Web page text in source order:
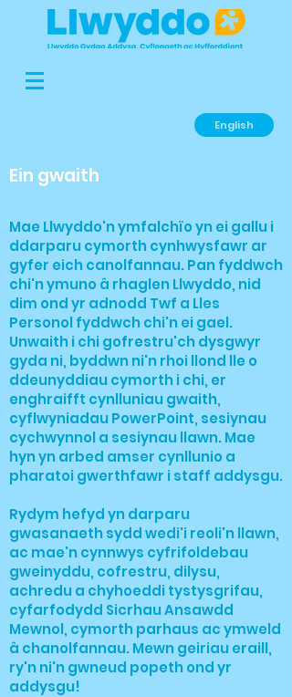
English
Ein gwaith
Mae Llwyddo'n ymfalchïo yn ei gallu i
ddarparu cymorth cynhwysfawr ar
gyfer eich canolfannau. Pan fyddwch
chi'n ymuno â rhaglen Llwyddo, nid
dim ond yr adnodd Twf a Lles
Personol fyddwch chi'n ei gael.
Unwaith i chi gofrestru'ch dysgwyr
gyda ni, byddwn ni'n rhoi llond lle o
ddeunyddiau cymorth i chi, er
enghraifft cynlluniau gwaith,
cyflwyniadau PowerPoint, sesiynau
cychwynnol a sesiynau llawn. Mae
hyn yn arbed amser cynllunio a
pharatoi gwerthfawr i staff addysgu.
Rydym hefyd yn darparu
gwasanaeth sydd wedi'i reoli'n llawn,
ac mae'n cynnwys cyfrifoldebau
gweinyddu, cofrestru, dilysu,
achredu a chyhoeddi tystysgrifau,
cyfarfodydd Sicrhau Ansawdd
Mewnol, cymorth parhaus ac ymweld
â chanolfannau. Mewn geiriau eraill,
ry'n ni'n gwneud popeth ond yr
addysgu!